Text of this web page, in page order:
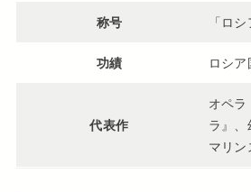
称号 「ロ
功績 ロシ
代表作
オペラ
ラ』、
マリン